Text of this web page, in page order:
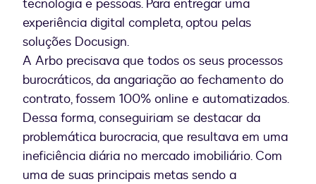
tecnologia e pessoas. Para entregar uma
experiência digital completa, optou pelas
soluções Docusign.
A Arbo precisava que todos os seus processos
burocráticos, da angariação ao fechamento do
contrato, fossem 100% online e automatizados.
Dessa forma, conseguiriam se destacar da
problemática burocracia, que resultava em uma
ineficiência diária no mercado imobiliário. Com
uma de suas principais metas sendo a